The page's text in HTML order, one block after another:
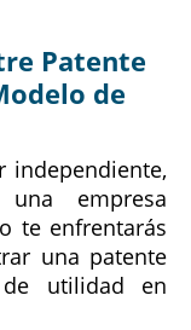
Patente
de
independiente,
empresa
te enfrentarás
una patente
utilidad en